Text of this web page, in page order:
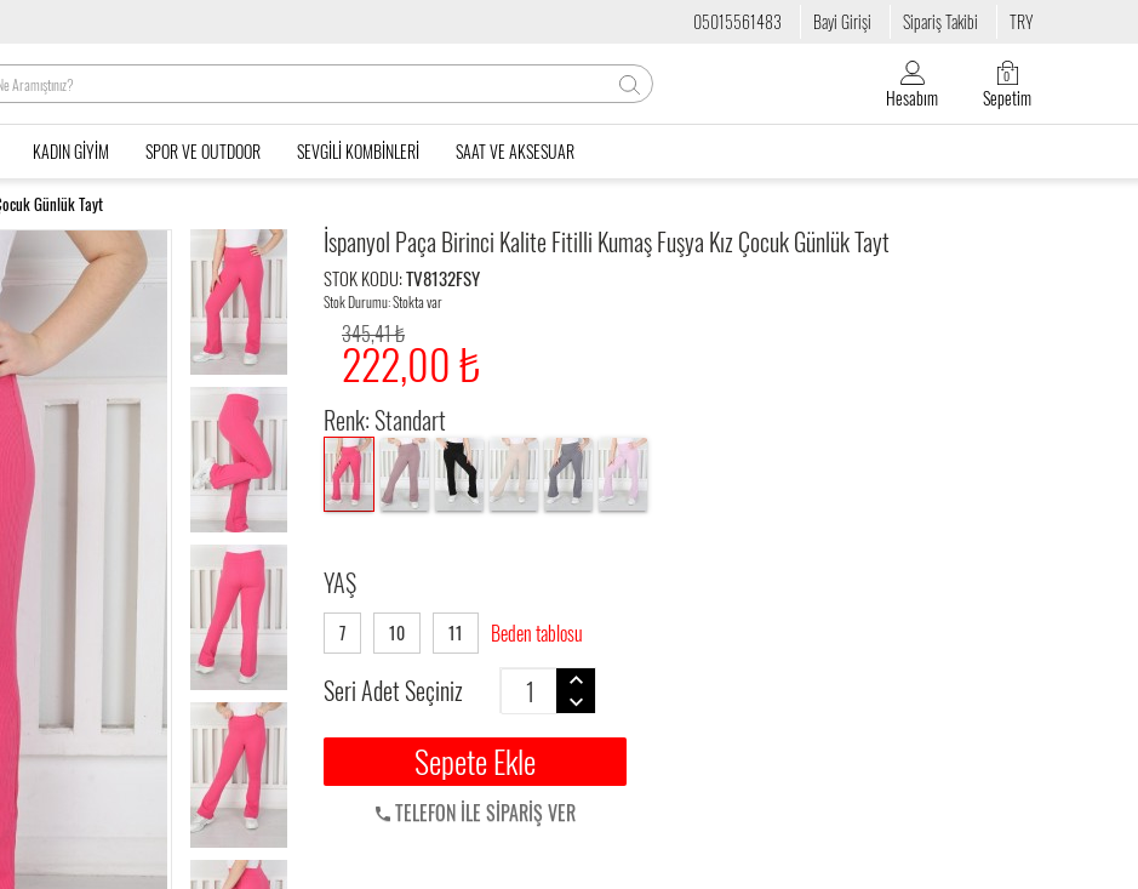
05015561483 Bayi Girişi Sipariş Takibi TRY
Hesabım
0
Sepetim
KADIN GIYIM SPOR VE OUTDOOR SEVGILI KOMBINLERI SAAT VE AKSESUAR
Günlük Tayt
İspanyol Paça Birinci Kalite Fitilli Kumaş Fuşya Kız Çocuk Günlük Tayt
STOK KODU:TV8132FSY
Stok Durumu: Stokta var
345,41 ₺
222,00 ₺
Renk: Standart
YAŞ
7 10 11 Beden tablosu
Seri Adet Seçiniz
Sepete Ekle
TELEFON İLE SİPARİŞ VER